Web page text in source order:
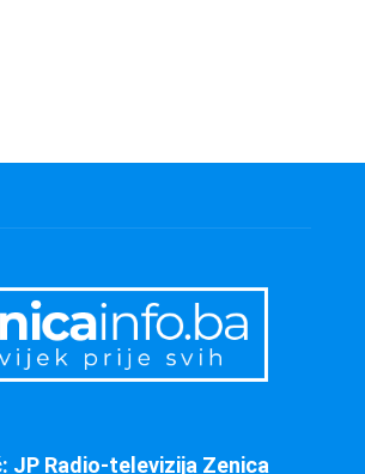
JP Radio-televizija Zenica